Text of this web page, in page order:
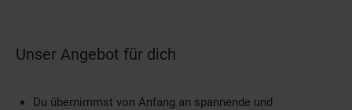
Unser Angebot für dich
Du übernimmst von Anfang an spannende und